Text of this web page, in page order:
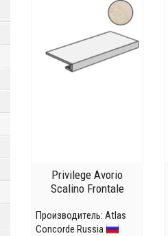
Privilege Avorio
Scalino Frontale
Производитель: Atlas
Concorde Russia